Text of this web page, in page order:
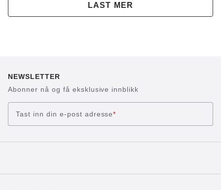
LAST MER
NEWSLETTER
Abonner nå og få eksklusive innblikk
Tast inn din e-post adresse*